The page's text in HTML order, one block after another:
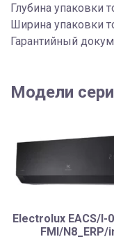
Глубина упаковки
Ширина упаковки
Гарантийный
Модели
Electrolux EACS/I-
FMI/N8_ERP/